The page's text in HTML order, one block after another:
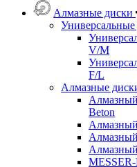
Алмазные диски
Универсальные
V/M
F/L
Алмазные
Beton